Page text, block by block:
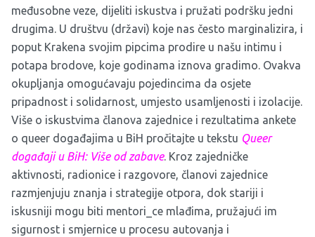
međusobne veze, dijeliti iskustva i pružati podršku jedni
drugima. U društvu (državi) koje nas često marginalizira, i
poput Krakena svojim pipcima prodire u našu intimu i
potapa brodove, koje godinama iznova gradimo. Ovakva
okupljanja omogućavaju pojedincima da osjete
pripadnost i solidarnost, umjesto usamljenosti i izolacije.
Više o iskustvima članova zajednice i rezultatima ankete
o queer događajima u BiH pročitajte u tekstu Queer
događaji u BiH: Više od zabave. Kroz zajedničke
aktivnosti, radionice i razgovore, članovi zajednice
razmjenjuju znanja i strategije otpora, dok stariji i
iskusniji mogu biti mentori_ce mlađima, pružajući im
sigurnost i smjernice u procesu autovanja i